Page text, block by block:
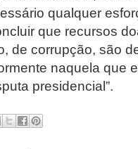
qualquer
que recursos
de corrupção, são
naquela que
presidencial”.